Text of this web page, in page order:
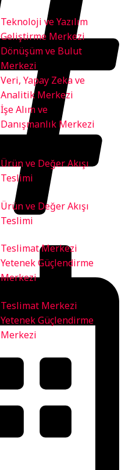
Teknoloji ve Yazılım
Geliştirme Merkezi
Dönüşüm ve Bulut
Merkezi
Veri, Yapay Zeka ve
Analitik Merkezi
İşe Alım ve
Danışmanlık Merkezi
Ürün ve Değer Akışı
Teslimi
Ürün ve Değer Akışı
Teslimi
Teslimat Merkezi
Yetenek Güçlendirme
Merkezi
Teslimat Merkezi
Yetenek Güçlendirme
Merkezi